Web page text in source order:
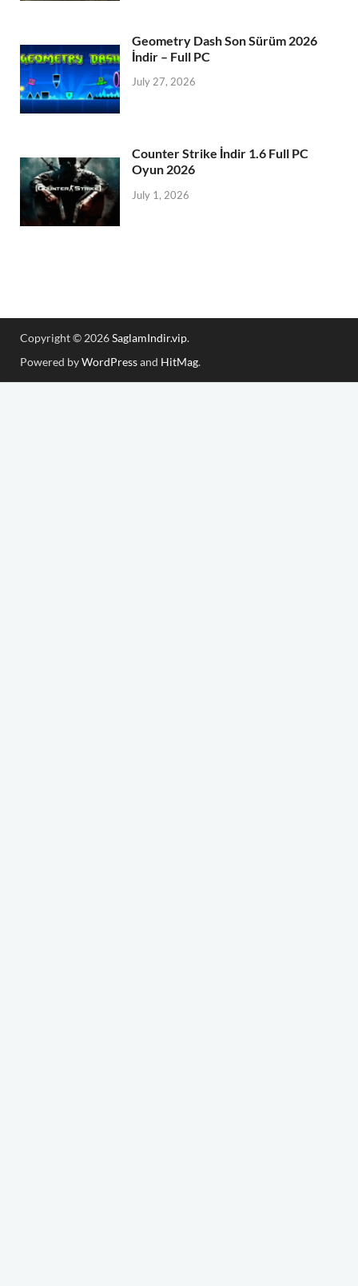
Geometry Dash Son Sürüm 2026
İndir – Full PC
July 27, 2026
Counter Strike İndir 1.6 Full PC
Oyun 2026
July 1, 2026
Copyright © 2026SaglamIndir.vip.
Powered byWordPressand HitMag.